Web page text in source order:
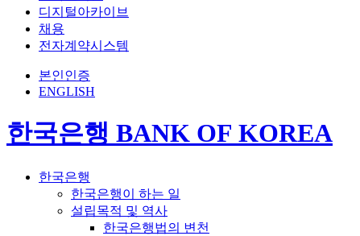
디지털아카이브
채용
전자계약시스템
본인인증
ENGLISH
한국은행 BANK OF KOREA
한국은행
한국은행이 하는 일
설립목적 및 역사
한국은행법의 변천